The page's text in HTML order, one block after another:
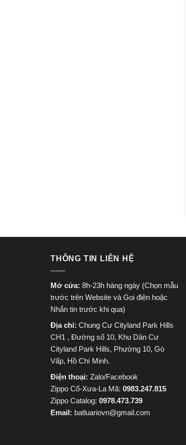
THÔNG TIN LIÊN HỆ
Mở cửa: 8h-23h hàng ngày (Chọn mẫu
trước trên Website và Gọi điện hoặc
Nhắn tin trước khi qua)
Địa chỉ: Chung Cư Cityland Park Hills
CH1 , Đường số 10, Khu Dân Cư
Cityland Park Hills, Phường 10, Gò
Vấp, Hồ Chí Minh.
Điện thoại: Zalo/Facebook
Zippo Cổ-Xưa-La Mã: 0983.247.815
Zippo Catalog: 0978.473.739
Email: batluariovn@gmail.com